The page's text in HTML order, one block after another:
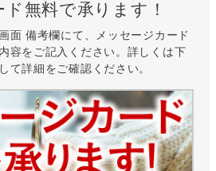
無料で承ります！
面 備考欄にて、メッセージカード
容をご記入ください。詳しくは下
て詳細をご確認ください。